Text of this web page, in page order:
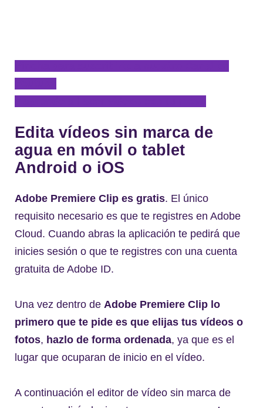
Edita vídeos sin marca de
agua en móvil o tablet
Android o iOS
Adobe Premiere Clip es gratis. El único
requisito necesario es que te registres en Adobe
Cloud. Cuando abras la aplicación te pedirá que
inicies sesión o que te registres con una cuenta
gratuita de Adobe ID.
Una vez dentro de Adobe Premiere Clip lo
primero que te pide es que elijas tus vídeos o
fotos, hazlo de forma ordenada, ya que es el
lugar que ocuparan de inicio en el vídeo.
A continuación el editor de vídeo sin marca de